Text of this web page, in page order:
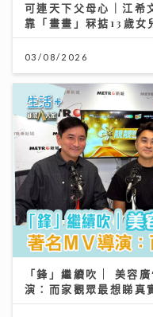
可連天下父母心｜江
靠「畫畫」冧掂13歲女
03/08/2026
「鋒」繼續吹 | 美容
演：而家觀眾最想睇真